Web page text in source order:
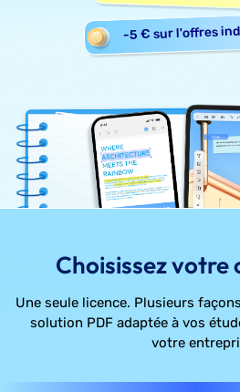
-5 € sur l'offres
Choisissez votre
Une seule licence. Plusieurs
solution PDF adaptée à vos
votre